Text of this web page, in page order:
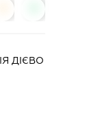
ДІЄВО